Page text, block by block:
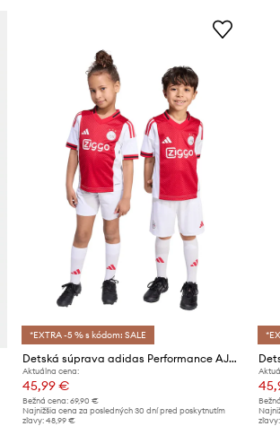
*EXTRA -5 % s kódom: SALE
Detská súprava adidas Performance AJAX
Aktuálna cena:
45,99 €
Bežná cena: 69,90 €
Najnižšia cena za posledných 30 dní pred poskytnutím
zľavy: 48,99 €
zľavy: